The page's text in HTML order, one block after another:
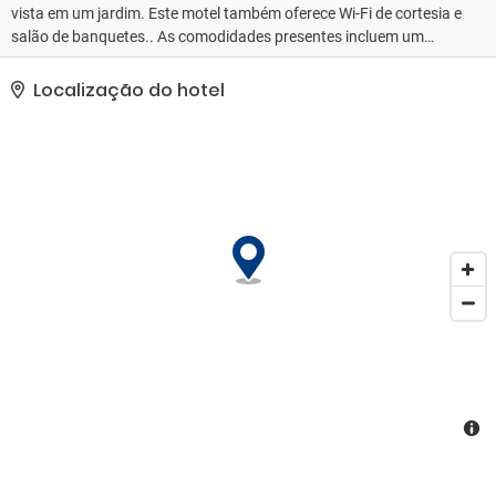
vista em um jardim. Este motel também oferece Wi-Fi de cortesia e
salão de banquetes.. As comodidades presentes incluem um
business center, serviço de lavanderia e lavagem a seco e
lavanderia. Hotel na beira da estrada oferece instalações para
eventos, como um centro de conferências e sala de reunião.
Localização do hotel